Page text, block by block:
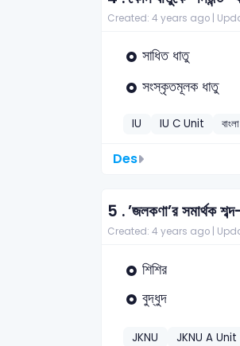
Created: 4 years ago |
সাধিত ধাতু
সংস্কৃতমূলক ধাতু
IU IU C Unit বাংলা
Des
5 .’জলকণা’র সমার্থক
Created: 4 years ago |
শিশির
বুদ্ধুদ
JKNU JKNU A Unit